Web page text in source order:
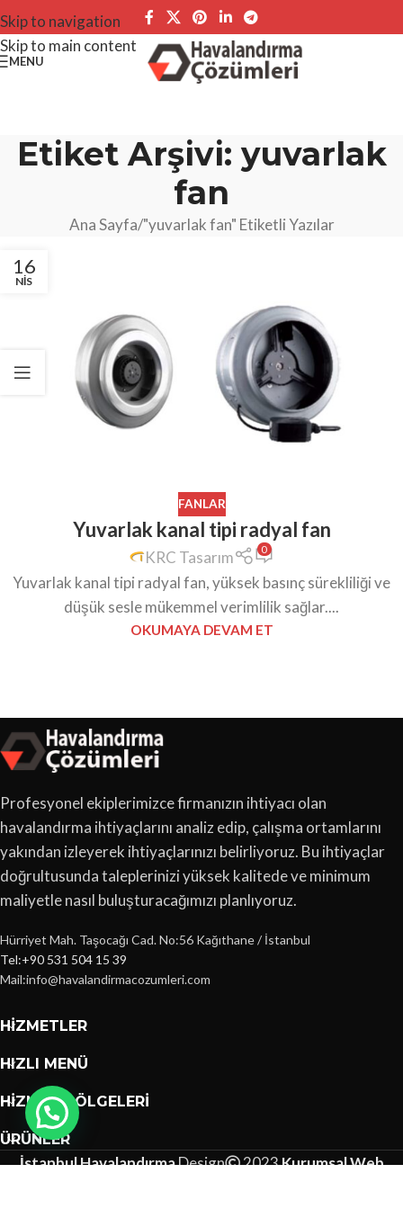
Skip to navigation
Skip to main content
MENU
Etiket Arşivi: yuvarlak
fan
Ana Sayfa "yuvarlak fan" Etiketli Yazılar
16
NIS
FANLAR
Yuvarlak kanal tipi radyal fan
KRC Tasarım 0
Yuvarlak kanal tipi radyal fan, yüksek basınç sürekliliği ve
düşük sesle mükemmel verimlilik sağlar....
OKUMAYA DEVAM ET
Profesyonel ekiplerimizce firmanızın ihtiyacı olan
havalandırma ihtiyaçlarını analiz edip, çalışma ortamlarını
yakından izleyerek ihtiyaçlarınızı belirliyoruz. Bu ihtiyaçlar
doğrultusunda taleplerinizi yüksek kalitede ve minimum
maliyetle nasıl buluşturacağımızı planlıyoruz.
Hürriyet Mah. Taşocağı Cad. No:56 Kağıthane / İstanbul
Tel:+90 531 504 15 39
Mail:info@havalandirmacozumleri.com
HIZMETLER
HIZLI MENÜ
HIZMET BÖLGELERI
ÜRÜNLER
İstanbul HavalandırmaDesign 2023Kurumsal Web